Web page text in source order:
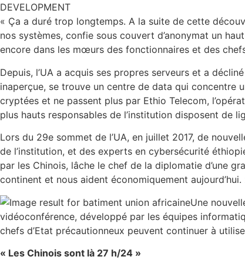
DEVELOPMENT
« Ça a duré trop longtemps. A la suite de cette
nos systèmes, confie sous couvert d’anonymat un
encore dans les mœurs des fonctionnaires et des
Depuis, l’UA a acquis ses propres serveurs et a
inaperçue, se trouve un centre de data qui concentre
cryptées et ne passent plus par Ethio Telecom,
plus hauts responsables de l’institution disposent de
Lors du 29e sommet de l’UA, en juillet 2017, de
de l’institution, et des experts en cybersécurité
par les Chinois, lâche le chef de la diplomatie d’une
continent et nous aident économiquement aujourd’hui.
Une
vidéoconférence, développé par les équipes
chefs d’Etat précautionneux peuvent continuer à
« Les Chinois sont là 27 h/24 »